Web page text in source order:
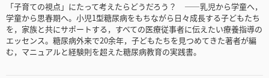
「子育ての視点」にたって考えたらどうだろう？ ――乳児から学童へ，
学童から思春期へ。小児1型糖尿病をもちながら日々成長する子どもたち
を，家族と共にサポートする，すべての医療従事者に伝えたい療養指導の
エッセンス。糖尿病外来で20余年，子どもたちを見つめてきた著者が編
む，マニュアルと経験則を超えた糖尿病教育の実践書。